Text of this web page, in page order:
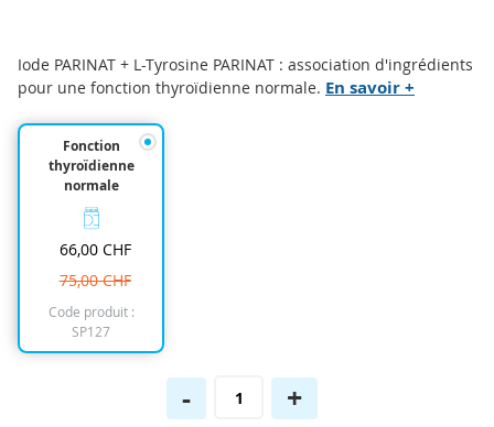
Skip
to
beginning
images
Iode PARINAT + L-Tyrosine PARINAT : association d'ingrédients
pour une fonction thyroïdienne normale. En savoir +
Fonction
thyroïdienne
normale
66,00 CHF
75,00 CHF
Code produit :
SP127
- +